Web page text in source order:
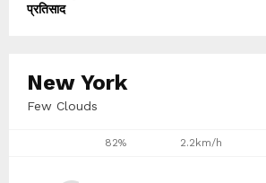
प्रतिसाद
New York
Few Clouds
82% 2.2km/h